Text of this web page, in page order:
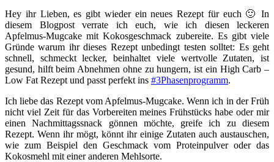
Hey ihr Lieben, es gibt wieder ein neues Rezept für euch 🙂 In
diesem Blogpost verrate ich euch, wie ich diesen leckeren
Apfelmus-Mugcake mit Kokosgeschmack zubereite. Es gibt viele
Gründe warum ihr dieses Rezept unbedingt testen solltet: Es geht
schnell, schmeckt lecker, beinhaltet viele wertvolle Zutaten, ist
gesund, hilft beim Abnehmen ohne zu hungern, ist ein High Carb –
Low Fat Rezept und passt perfekt ins #3Phasenprogramm.
Ich liebe das Rezept vom Apfelmus-Mugcake. Wenn ich in der Früh
nicht viel Zeit für das Vorbereiten meines Frühstücks habe oder mir
einen Nachmittagssnack gönnen möchte, greife ich zu diesem
Rezept. Wenn ihr mögt, könnt ihr einige Zutaten auch austauschen,
wie zum Beispiel den Geschmack vom Proteinpulver oder das
Kokosmehl mit einer anderen Mehlsorte.